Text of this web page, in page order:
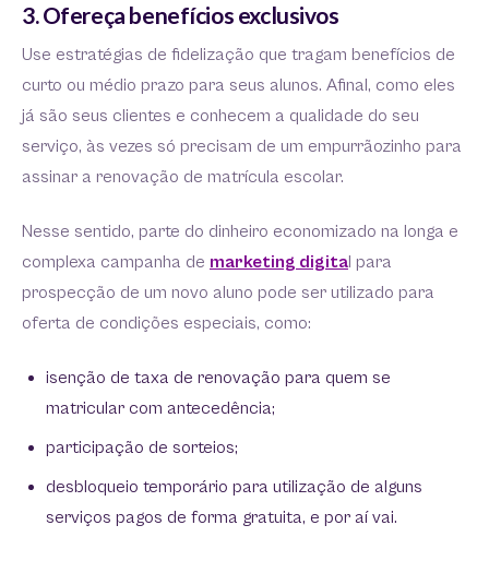
3. Ofereça benefícios exclusivos
Use estratégias de fidelização que tragam benefícios de
curto ou médio prazo para seus alunos. Afinal, como eles
já são seus clientes e conhecem a qualidade do seu
serviço, às vezes só precisam de um empurrãozinho para
assinar a renovação de matrícula escolar.
Nesse sentido, parte do dinheiro economizado na longa e
complexa campanha de marketing digital para
prospecção de um novo aluno pode ser utilizado para
oferta de condições especiais, como:
isenção de taxa de renovação para quem se
matricular com antecedência;
participação de sorteios;
desbloqueio temporário para utilização de alguns
serviços pagos de forma gratuita, e por aí vai.